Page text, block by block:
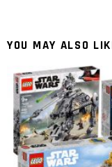
YOU MAY ALSO